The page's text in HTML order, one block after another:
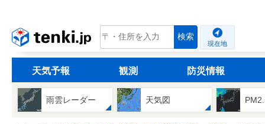
tenki.jp 検索
現在地
天気予報 観測 防災情報
雨雲レーダー 天気図